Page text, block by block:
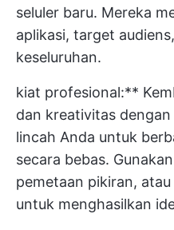
seluler baru. Mereka
aplikasi, target
keseluruhan.
kiat profesional:**
dan kreativitas
lincah Anda untuk
secara bebas.
pemetaan pikiran,
untuk menghasilkan